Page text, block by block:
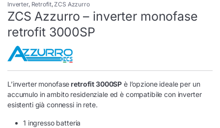
Inverter, Retrofit,ZCS Azzurro
ZCS Azzurro – inverter monofase
retrofit 3000SP
L’inverter monofaseretrofit 3000SP è l’opzione ideale per un
accumulo in ambito residenziale ed è compatibile con inverter
esistenti già connessi in rete.
1 ingresso batteria